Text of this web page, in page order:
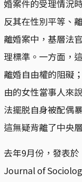
婚案件的受理情況
反其在性別平等、
離婚案中，基層法
理標準。一方面，
離婚自由權的阻礙
由的女性當事人來
法擺脱自身被配偶
這無疑背離了中央
去年9月份，發表
Journal of